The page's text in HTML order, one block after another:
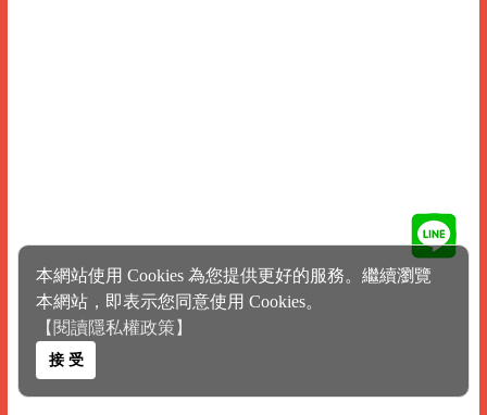
本網站使用 Cookies 為您提供更好的服務。繼續瀏覽
本網站，即表示您同意使用 Cookies。
【閱讀隱私權政策】
接 受